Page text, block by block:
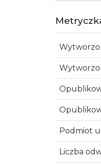
Podmiot
Liczba